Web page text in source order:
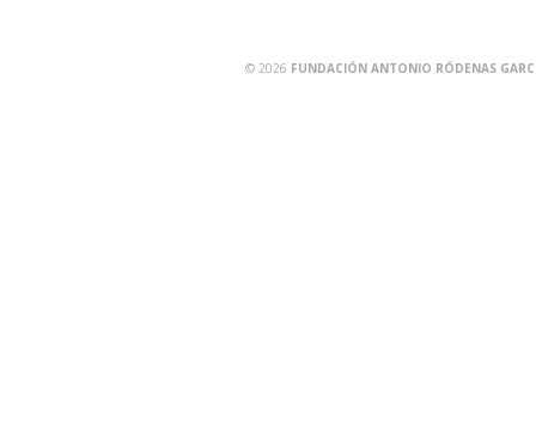
© 2026 FUNDACIÓN ANTONIO RÓDENAS